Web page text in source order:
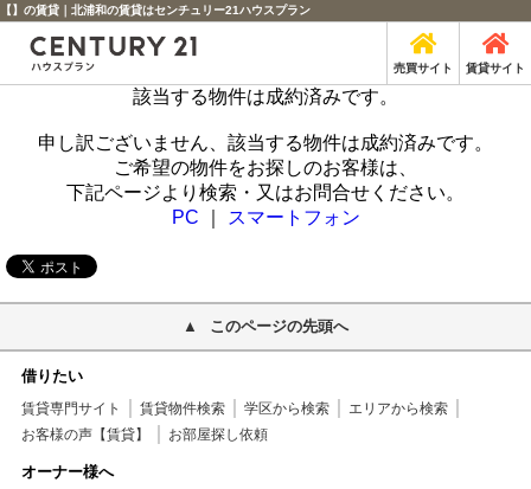
【】の賃貸｜北浦和の賃貸はセンチュリー21ハウスプラン
売買サイト 賃貸サイト
該当する物件は成約済みです。
申し訳ございません、該当する物件は成約済みです。
ご希望の物件をお探しのお客様は、
下記ページより検索・又はお問合せください。
PC
スマートフォン
このページの先頭へ
借りたい
賃貸専門サイト 賃貸物件検索 学区から検索
エリアから検索
お客様の声【賃貸】
お部屋探し依頼
オーナー様へ